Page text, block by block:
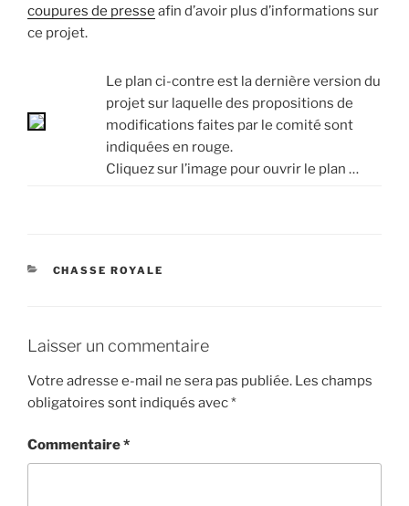
coupures de presse afin d’avoir plus d’informations sur
ce projet.
Le plan ci-contre est la dernière version du
projet sur laquelle des propositions de
modifications faites par le comité sont
indiquées en rouge.
Cliquez sur l’image pour ouvrir le plan …
CATÉGORIES
CHASSE ROYALE
Laisser un commentaire
Votre adresse e-mail ne sera pas publiée. Les champs
obligatoires sont indiqués avec*
Commentaire*